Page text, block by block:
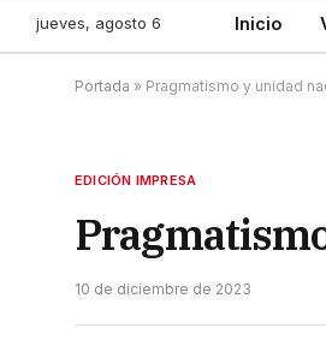
jueves, agosto 6 Inicio
Portada » Pragmatismo y unidad
EDICIÓN IMPRESA
10 de diciembre de 2023